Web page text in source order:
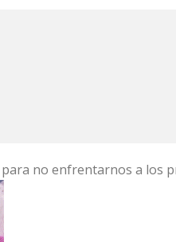
no enfrentarnos a los